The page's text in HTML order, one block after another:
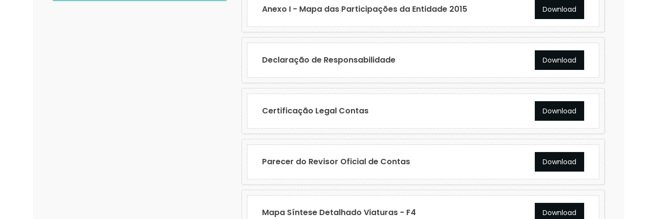
Anexo I - Mapa das Participações da Entidade 2015 Download
Declaração de Responsabilidade Download
Certificação Legal Contas Download
Parecer do Revisor Oficial de Contas Download
Mapa Síntese Detalhado Viaturas - F4 Download